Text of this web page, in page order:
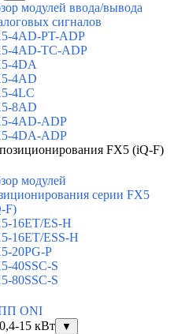
модулей ввода/вывода
сигналов
4AD-PT-ADP
4AD-TC-ADP
4DA
4AD
4LC
8AD
4AD-ADP
4DA-ADP
FX5 (iQ-F)
модулей
серии FX5
F)
16ET/ES-H
16ET/ESS-H
20PG-P
40SSC-S
80SSC-S
ONI
15 кВт
▼